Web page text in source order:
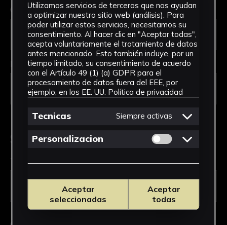
Código Postal *
País *
Solicitud de Servicio
Tipo de solicitud *
Utilizamos servicios de terceros que nos ayudan
a optimizar nuestro sitio web (análisis). Para
poder utilizar estos servicios, necesitamos su
consentimiento. Al hacer clic en "Aceptar todas",
acepta voluntariamente el tratamiento de datos
antes mencionado. Esto también incluye, por un
tiempo limitado, su consentimiento de acuerdo
con el Artículo 49 (1) (a) GDPR para el
procesamiento de datos fuera del EEE, por
ejemplo, en los EE. UU. Política de privacidad
Tecnicas Siempre activas
Personalizacion Permitir cookies
Aceptar
seleccionadas
Aceptar
todas